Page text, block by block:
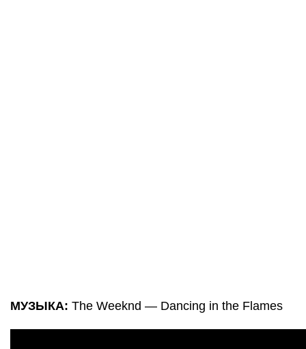
МУЗЫКА: The Weeknd — Dancing in the Flames